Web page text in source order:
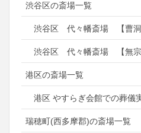
渋谷区の斎場一覧
渋谷区 代々幡斎場 【曹
渋谷区 代々幡斎場 【無
港区の斎場一覧
港区 やすらぎ会館での葬儀
瑞穂町(西多摩郡)の斎場一覧